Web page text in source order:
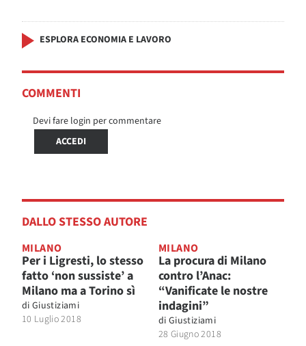
ESPLORA ECONOMIA E LAVORO
COMMENTI
Devi fare login per commentare
ACCEDI
DALLO STESSO AUTORE
MILANO
Per i Ligresti, lo stesso
fatto ‘non sussiste’ a
Milano ma a Torino sì
di Giustiziami
10 Luglio 2018
MILANO
La procura di Milano
contro l’Anac:
“Vanificate le nostre
indagini”
di Giustiziami
28 Giugno 2018